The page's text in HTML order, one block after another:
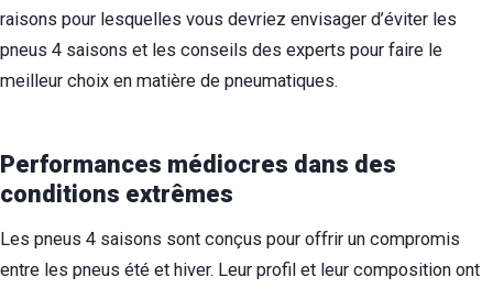
raisons pour lesquelles vous devriez envisager d’éviter les
pneus 4 saisons et les conseils des experts pour faire le
meilleur choix en matière de pneumatiques.
Performances médiocres dans des
conditions extrêmes
Les pneus 4 saisons sont conçus pour offrir un compromis
entre les pneus été et hiver. Leur profil et leur composition ont